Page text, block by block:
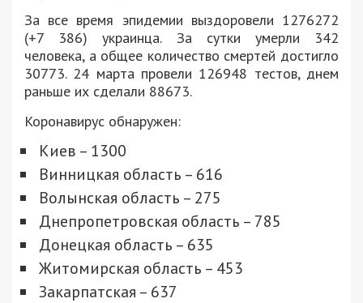
За все время эпидемии выздоровели 1276272
(+7 386) украинца. За сутки умерли 342
человека, а общее количество смертей достигло
30773. 24 марта провели 126948 тестов, днем
раньше их сделали 88673.
Коронавирус обнаружен:
Киев – 1300
Винницкая область – 616
Волынская область – 275
Днепропетровская область – 785
Донецкая область – 635
Житомирская область – 453
Закарпатская – 637